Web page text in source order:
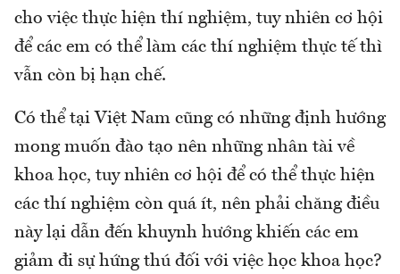
cho việc thực hiện thí nghiệm, tuy nhiên cơ hội
để các em có thể làm các thí nghiệm thực tế thì
vẫn còn bị hạn chế.
Có thể tại Việt Nam cũng có những định hướng
mong muốn đào tạo nên những nhân tài về
khoa học, tuy nhiên cơ hội để có thể thực hiện
các thí nghiệm còn quá ít, nên phải chăng điều
này lại dẫn đến khuynh hướng khiến các em
giảm đi sự hứng thú đối với việc học khoa học?